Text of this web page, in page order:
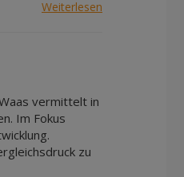
Weiterlesen
vermittelt in
Im Fokus
zu